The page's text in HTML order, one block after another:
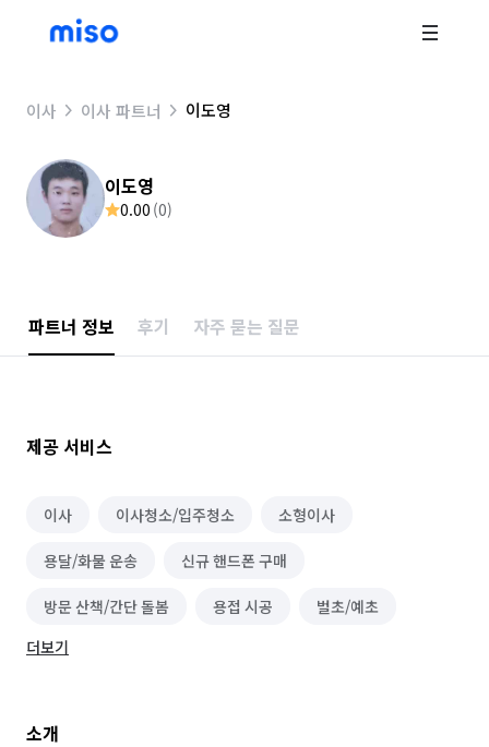
이사 이사 파트너 이도영
이도영
0.00 (0)
파트너 정보 후기 자주 묻는 질문
제공 서비스
이사 이사청소/입주청소 소형이사
용달/화물 운송 신규 핸드폰 구매
방문 산책/간단 돌봄 용접 시공
벌초/예초
더보기
소개